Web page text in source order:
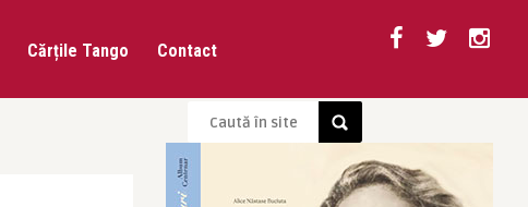
Cărțile Tango Contact